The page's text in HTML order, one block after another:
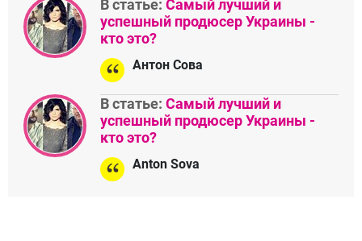
В статье: Самый лучший и
успешный продюсер Украины -
кто это?
Антон Сова
В статье: Самый лучший и
успешный продюсер Украины -
кто это?
Anton Sova